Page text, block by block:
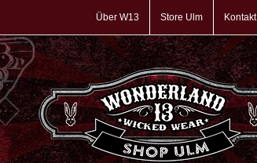
Über W13 Store Ulm Kontakt